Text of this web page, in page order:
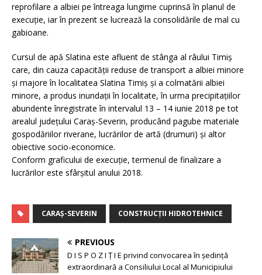
reprofilare a albiei pe întreaga lungime cuprinsă în planul de
execuție, iar în prezent se lucrează la consolidările de mal cu
gabioane.
Cursul de apă Slatina este afluent de stânga al râului Timiș
care, din cauza capacității reduse de transport a albiei minore
și majore în localitatea Slatina Timiș și a colmatării albiei
minore, a produs inundații în localitate, în urma precipitațiilor
abundente înregistrate în intervalul 13 – 14 iunie 2018 pe tot
arealul județului Caraș-Severin, producând pagube materiale
gospodăriilor riverane, lucrărilor de artă (drumuri) și altor
obiective socio-economice.
Conform graficului de execuție, termenul de finalizare a
lucrărilor este sfârșitul anului 2018.
CARAȘ-SEVERIN CONSTRUCŢII HIDROTEHNICE
PREVIOUS
D I S P O Z I Ț I E privind convocarea în şedinţă
extraordinară a Consiliului Local al Municipiului